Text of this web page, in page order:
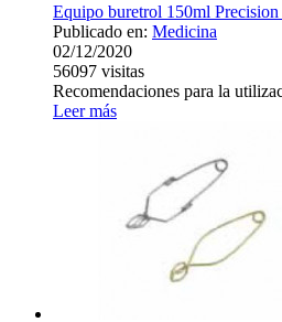
Equipo buretrol 150ml Precision
Publicado en: Medicina
02/12/2020
56097 visitas
Recomendaciones para la
Leer más